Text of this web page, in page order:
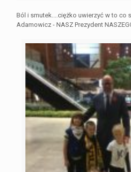
Ból i smutek....ciężko uwierzyć w to co
Adamowicz​ - NASZ Prezydent